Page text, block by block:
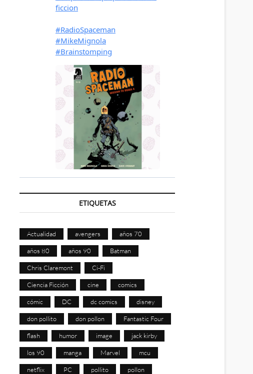
ETIQUETAS
Actualidad avengers años 70
años 80 años 90 Batman
Chris Claremont Ci-Fi
Ciencia Ficción cine comics
cómic DC dc comics disney
don pollito don pollon Fantastic Four
flash humor image jack kirby
los 90 manga Marvel mcu
netflix PC pollito pollon